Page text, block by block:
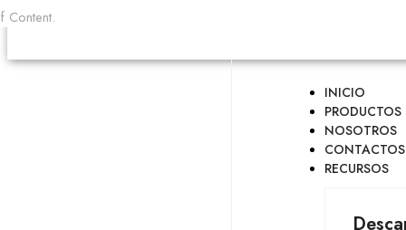
Content.
INICIO
PRODUCTOS
NOSOTROS
CONTACTOS
RECURSOS